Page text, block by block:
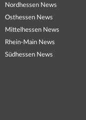
Nordhessen News
Osthessen News
Mittelhessen News
Rhein-Main News
Südhessen News